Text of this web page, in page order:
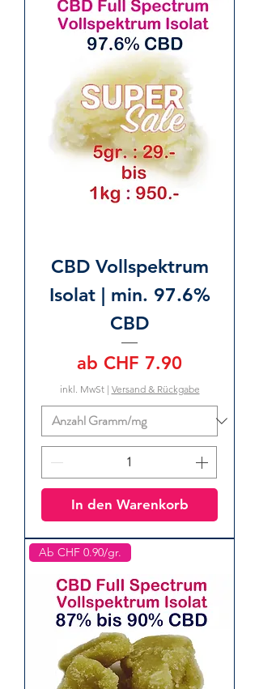
CBD Vollspektrum
Isolat | min. 97.6%
CBD
ab CHF 7.90
Sale-Preis
inkl. MwSt| Versand & Rückgabe
In den Warenkorb
Ab CHF 0.90/gr.